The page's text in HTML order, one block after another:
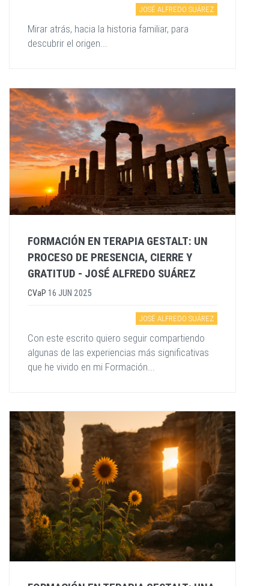
JOSÉ ALFREDO SUÁREZ
Mirar atrás, hacia la historia familiar, para
descubrir el origen...
FORMACIÓN EN TERAPIA GESTALT: UN
PROCESO DE PRESENCIA, CIERRE Y
GRATITUD - JOSÉ ALFREDO SUÁREZ
CVaP 16 JUN 2025
JOSÉ ALFREDO SUÁREZ
Con este escrito quiero seguir compartiendo
algunas de las experiencias más significativas
que he vivido en mi Formación...